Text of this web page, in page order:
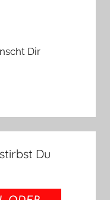
Dir
Du